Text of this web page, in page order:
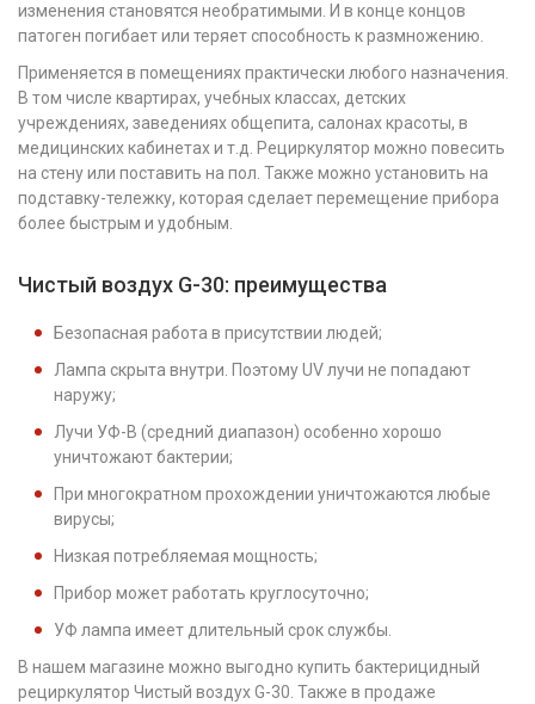
изменения становятся необратимыми. И в конце концов
патоген погибает или теряет способность к размножению.
Применяется в помещениях практически любого назначения.
В том числе квартирах, учебных классах, детских
учреждениях, заведениях общепита, салонах красоты, в
медицинских кабинетах и т.д. Рециркулятор можно повесить
на стену или поставить на пол. Также можно установить на
подставку-тележку, которая сделает перемещение прибора
более быстрым и удобным.
Чистый воздух G-30: преимущества
Безопасная работа в присутствии людей;
Лампа скрыта внутри. Поэтому UV лучи не попадают
наружу;
Лучи УФ-В (средний диапазон) особенно хорошо
уничтожают бактерии;
При многократном прохождении уничтожаются любые
вирусы;
Низкая потребляемая мощность;
Прибор может работать круглосуточно;
УФ лампа имеет длительный срок службы.
В нашем магазине можно выгодно купить бактерицидный
рециркулятор Чистый воздух G-30. Также в продаже